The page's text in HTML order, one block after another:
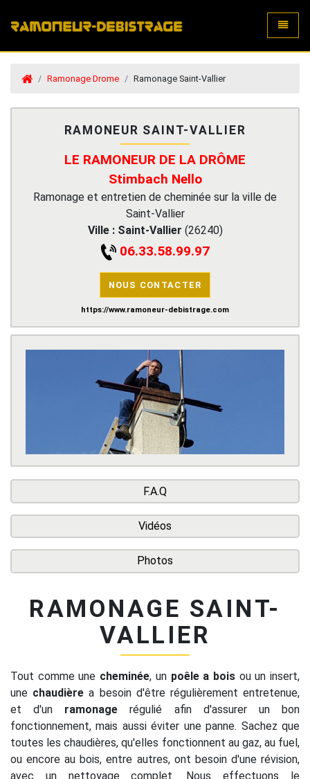
Ramonage Drome Ramonage Saint-Vallier
RAMONEUR SAINT-VALLIER
LE RAMONEUR DE LA DRÔME
Stimbach Nello
Ramonage et entretien de cheminée sur la ville de
Saint-Vallier
Ville : Saint-Vallier (26240)
06.33.58.99.97
NOUS CONTACTER
https://www.ramoneur-debistrage.com
F.A.Q
Vidéos
Photos
RAMONAGE SAINT-
VALLIER
Tout comme une cheminée, un poêle a boisou un insert,
une chaudière a besoin d'être régulièrement entretenue,
et d'un ramonage régulié afin d'assurer un bon
fonctionnement, mais aussi éviter une panne. Sachez que
toutes les chaudières, qu'elles fonctionnent au gaz, au fuel,
ou encore au bois, entre autres, ont besoin d'une révision,
avec un nettoyage complet. Nous effectuons le